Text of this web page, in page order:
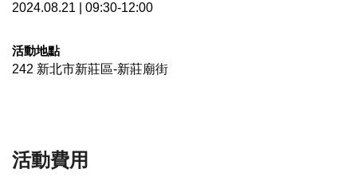
2024.08.21 | 09:30-12:00
活動地點
242 新北市新莊區-新莊廟街
活動費用